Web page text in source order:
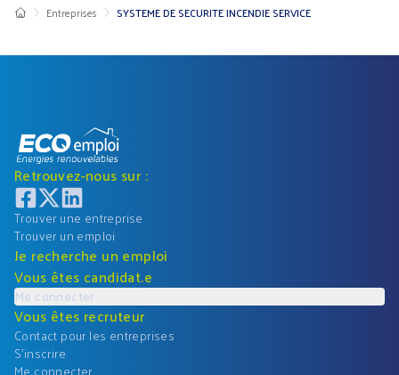
Entreprises SYSTEME DE SECURITE INCENDIE SERVICE
Retrouvez-nous sur :
Trouver une entreprise
Trouver un emploi
Je recherche un emploi
Vous êtes candidat.e
Me connecter
Vous êtes recruteur
Contact pour les entreprises
S'inscrire